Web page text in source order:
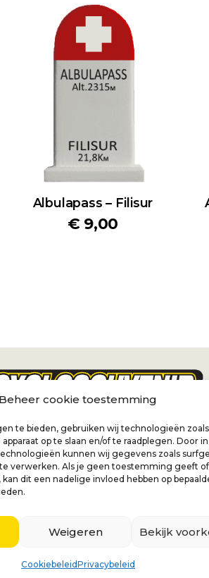
Beheer cookie toestemming
te bieden, gebruiken wij technologieën
op te slaan en/of te raadplegen. Door
kunnen wij gegevens zoals
verwerken. Als je geen toestemming geeft
dit een nadelige invloed hebben op
Weigeren Bekijk
CookiebeleidPrivacybeleid
Albulapass – Filisur
€9,00